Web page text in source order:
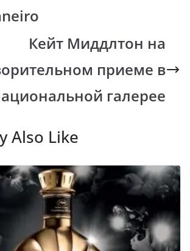
y
Li
k
m
Кейт Миддлтон на
приеме в
галерее
Also Like